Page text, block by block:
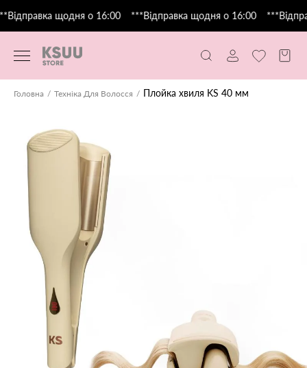
щодня о 16:00 ***Відправка щодня о 16:00
Головна Техніка Для Волосся Плойка хвиля KS 40 мм